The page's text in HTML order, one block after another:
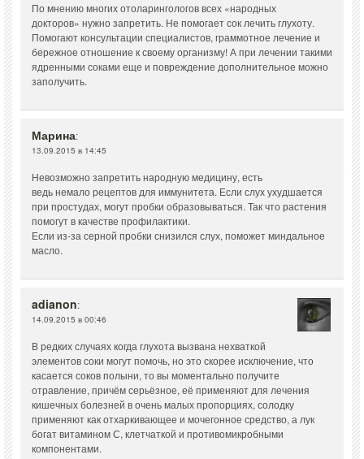
По мнению многих отоларингологов всех «народных
докторов» нужно запретить. Не помогает сок лечить глухоту.
Помогают консультации специалистов, граммотное лечение и
бережное отношение к своему организму! А при лечении такими
ядренными соками еще и повреждение дополнительное можно
заполучить.
Марина:
13.09.2015 в 14:45
Невозможно запретить народную медицину, есть
ведь немало рецептов для иммунитета. Если слух ухудшается
при простудах, могут пробки образовываться. Так что растения
помогут в качестве профилактики.
Если из-за серной пробки снизился слух, поможет миндальное
масло.
adianon:
14.09.2015 в 00:46
В редких случаях когда глухота вызвана нехваткой
элементов соки могут помочь, но это скорее исключение, что
касается соков полыни, то вы моментально получите
отравление, причём серьёзное, её применяют для лечения
кишечных болезней в очень малых пропорциях, солодку
применяют как отхаркивающее и мочегонное средство, а лук
богат витамином С, клетчаткой и противомикробными
компонентами.